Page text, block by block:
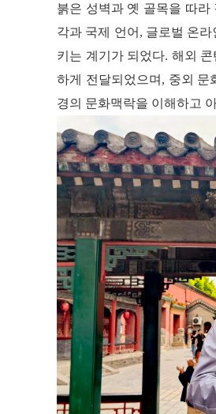
붉은 성벽과 옛 골목을 따라
각과 국제 언어, 글로벌 온
키는 계기가 되었다. 해외
하게 전달되었으며, 중외 문
경의 문화맥락을 이해하고